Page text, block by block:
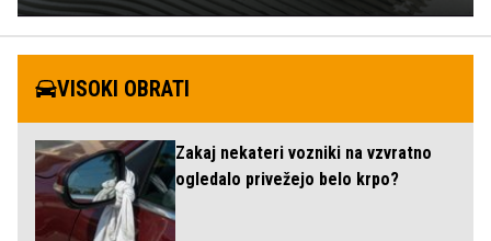
VISOKI OBRATI
Zakaj nekateri vozniki na vzvratno
ogledalo privežejo belo krpo?